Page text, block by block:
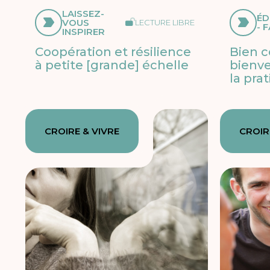
LAISSEZ-
VOUS
INSPIRER
LECTURE LIBRE
Coopération et résilience
à petite [grande] échelle
-
Bien
la
CROIRE & VIVRE